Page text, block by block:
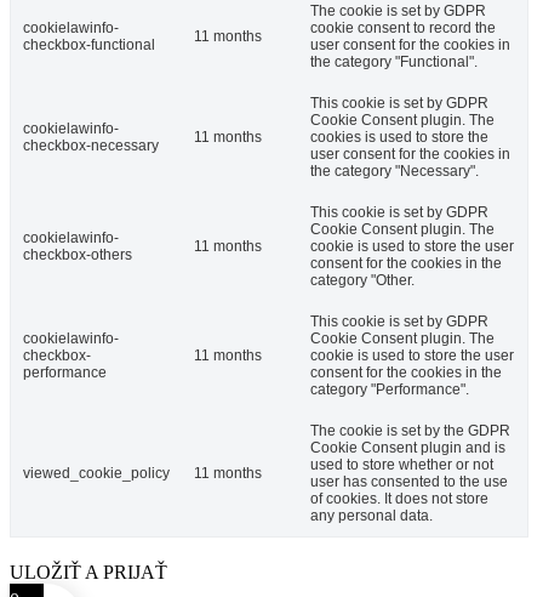
cookielawinfo-
checkbox-functional
11 months
The cookie is set by GDPR
cookie consent to record the
user consent for the cookies in
the category "Functional".
cookielawinfo-
checkbox-necessary
11 months
This cookie is set by GDPR
Cookie Consent plugin. The
cookies is used to store the
user consent for the cookies in
the category "Necessary".
cookielawinfo-
checkbox-others
11 months
This cookie is set by GDPR
Cookie Consent plugin. The
cookie is used to store the user
consent for the cookies in the
category "Other.
cookielawinfo-
checkbox-
performance
11 months
This cookie is set by GDPR
Cookie Consent plugin. The
cookie is used to store the user
consent for the cookies in the
category "Performance".
viewed_cookie_policy 11 months
The cookie is set by the GDPR
Cookie Consent plugin and is
used to store whether or not
user has consented to the use
of cookies. It does not store
any personal data.
ULOŽIŤ A PRIJAŤ